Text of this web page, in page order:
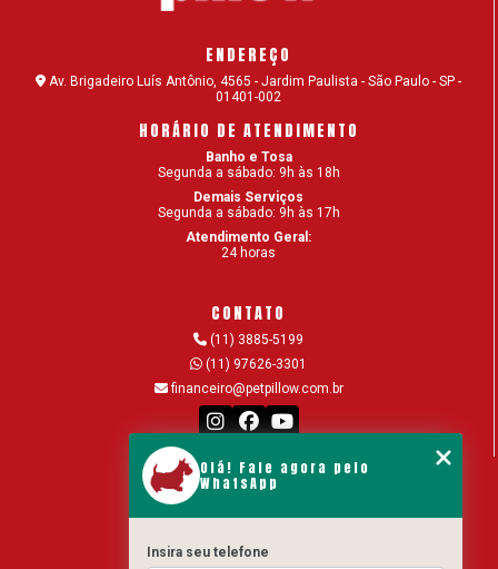
ADESTRAMENTO DE CÃES: COMANDOS SIMPLES
PARA O SEU CACHORRO
ALIMENTAÇÃO NATURAL PARA CÃES OU RAÇÃO?
AMERICAN BULLY: SAIBA TUDO SOBRE A RAÇA
CLÍNICA VETERINÁRIA
ENDEREÇO
Av. Brigadeiro Luís Antônio, 4565 - Jardim Paulista - São Paulo - SP -
01401-002
HORÁRIO DE ATENDIMENTO
Banho e Tosa
Segunda a sábado: 9h às 18h
Demais Serviços
Segunda a sábado: 9h às 17h
Atendimento Geral:
24 horas
CONTATO
(11) 3885-5199
(11) 97626-3301
financeiro@petpillow.com.br
MENU
Olá! Fale agora pelo
WhatsApp
Insira seu telefone